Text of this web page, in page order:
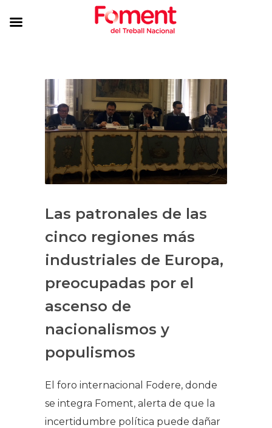
Las patronales de las
cinco regiones más
industriales de Europa,
preocupadas por el
ascenso de
nacionalismos y
populismos
El foro internacional Fodere, donde
se integra Foment, alerta de que la
incertidumbre política puede dañar